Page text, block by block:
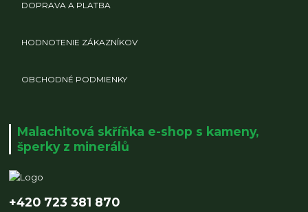
DOPRAVA A PLATBA
HODNOTENIE ZÁKAZNÍKOV
OBCHODNÉ PODMIENKY
Malachitová skříňka e-shop s kameny,
šperky z minerálů
+420 723 381 870